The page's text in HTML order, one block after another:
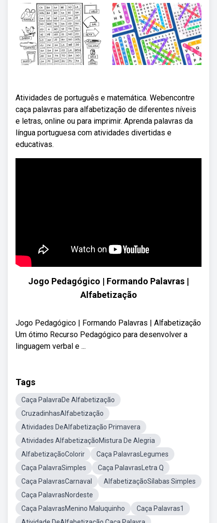
Atividades de português e matemática. Webencontre
caça palavras para alfabetização de diferentes níveis
e letras, online ou para imprimir. Aprenda palavras da
língua portuguesa com atividades divertidas e
educativas.
Jogo Pedagógico | Formando Palavras |
Alfabetização
Jogo Pedagógico | Formando Palavras | Alfabetização
Um ótimo Recurso Pedagógico para desenvolver a
linguagem verbal e ...
Tags
Caça PalavraDe Alfabetização
CruzadinhasAlfabetização
Atividades DeAlfabetização Primavera
Atividades AlfabetizaçãoMistura De Alegria
AlfabetizaçãoColorir
Caça PalavrasLegumes
Caça PalavraSimples
Caça PalavrasLetra Q
Caça PalavrasCarnaval
AlfabetizaçãoSílabas Simples
Caça PalavrasNordeste
Caça PalavrasMenino Maluquinho
Caça Palavras1